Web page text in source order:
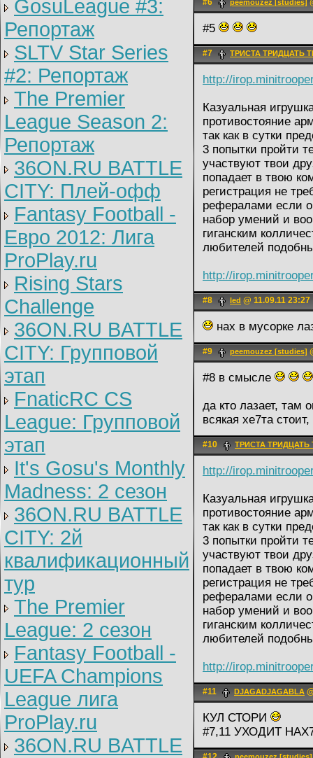
GosuLeague #3:
Репортаж
SLTV Star Series
#2: Репортаж
The Premier
League Season 2:
Репортаж
36ON.RU BATTLE
CITY: Плей-офф
Fantasy Football -
Евро 2012: Лига
ProPlay.ru
Rising Stars
Challenge
36ON.RU BATTLE
CITY: Групповой
этап
FnaticRC CS
League: Групповой
этап
It's Gosu's Monthly
Madness: 2 сезон
36ON.RU BATTLE
CITY: 2й
квалификационный
тур
The Premier
League: 2 cезон
Fantasy Football -
UEFA Champions
League лига
ProPlay.ru
36ON.RU BATTLE
#6 peemouzez [studies]
#5
#7 ТРИСТА ТРИДЦАТЬ
http://
Казуальная
противостояние
так как в сутки
3 попытки пройти
участвуют твои
попадает в твою
регистрация не
рефералами если
набор умений и
гиганским
любителей
http://
#8 led @ 11.09.11 23:27
нах в мусорке
#9 peemouzez [studies]
#8 в смысле
да кто лазает, там
всякая хе7та
#10 ТРИСТА ТРИДЦАТЬ
http://
Казуальная
противостояние
так как в сутки
3 попытки пройти
участвуют твои
попадает в твою
регистрация не
рефералами если
набор умений и
гиганским
любителей
http://
#11 DJAGADJAGABLA
КУЛ СТОРИ
#7,11 УХОДИТ